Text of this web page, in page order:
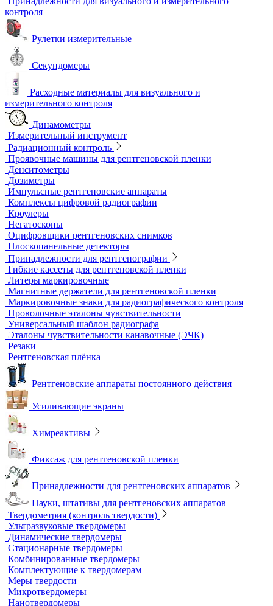
Измерители шероховатости
Испытательные динамометрические стенды
Лупы
Микроскопы
Образцы шероховатости поверхности
Принадлежности для визуального и измерительного
контроля
Рулетки измерительные
Секундомеры
Расходные материалы для визуального и
измерительного контроля
Динамометры
Измерительный инструмент
Радиационный контроль
Проявочные машины для рентгеновской пленки
Денситометры
Дозиметры
Импульсные рентгеновские аппараты
Комплексы цифровой радиографии
Кроулеры
Негатоскопы
Оцифровщики рентгеновских снимков
Плоскопанельные детекторы
Принадлежности для рентгенографии
Гибкие кассеты для рентгеновской пленки
Литеры маркировочные
Магнитные держатели для рентгеновской пленки
Маркировочные знаки для радиографического контроля
Проволочные эталоны чувствительности
Универсальный шаблон радиографа
Эталоны чувствительности канавочные (ЭЧК)
Резаки
Рентгеновская плёнка
Фиксаж для рентгеновской пленки
Принадлежности для рентгеновских аппаратов
Пауки, штативы для рентгеновских аппаратов
Твердометрия (контроль твердости)
Ультразвуковые твердомеры
Динамические твердомеры